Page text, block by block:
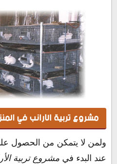
مشروع تربية الارانب في
ولمن لا يتمكن من الحصول
عند البدء في مشروع تربية